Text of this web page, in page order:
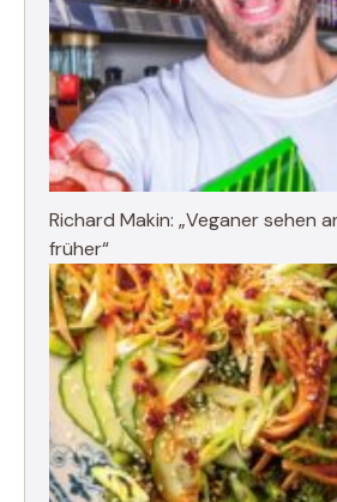
Richard Makin: „Veganer sehen
früher“